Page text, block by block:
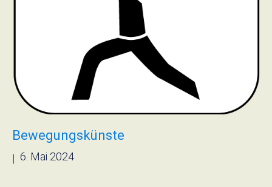
Bewegungskünste
| 6. Mai 2024